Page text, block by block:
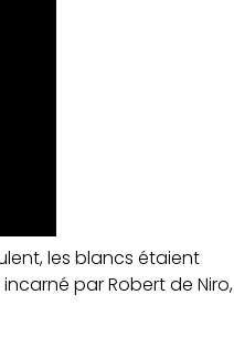
les blancs étaient
par Robert de Niro,